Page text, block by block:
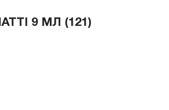
9 МЛ (121)